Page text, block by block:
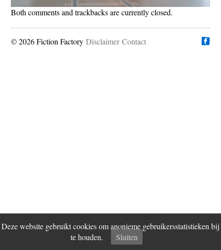
Deze website gebruikt cookies om anonieme gebruikersstatistieken bij
te houden.
Sluiten
Both comments and trackbacks are currently closed.
© 2026 Fiction Factory Disclaimer Contact
Vind ons op